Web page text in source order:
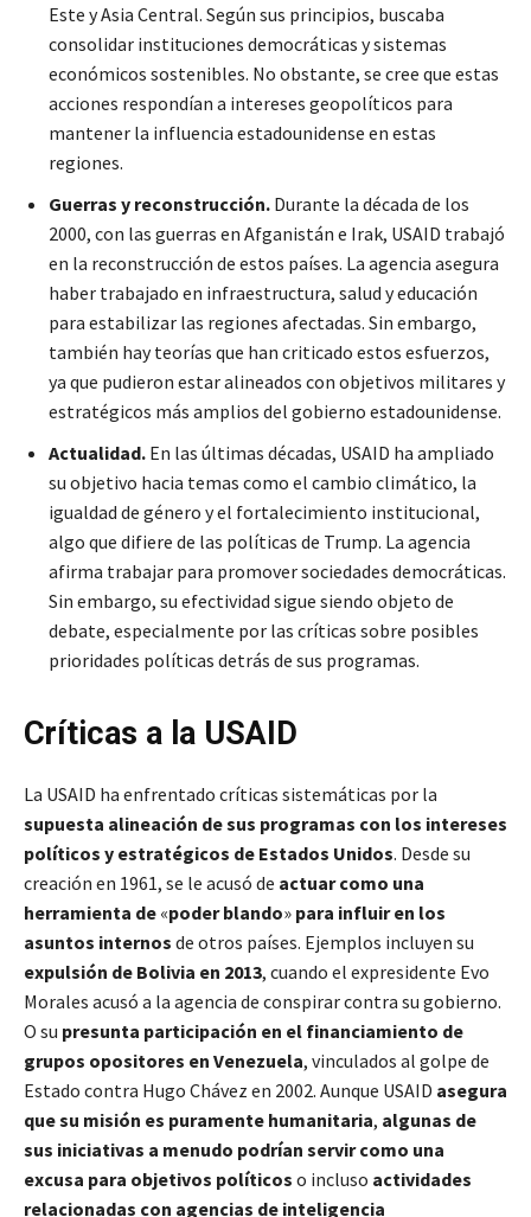
Este y Asia Central. Según sus principios, buscaba
consolidar instituciones democráticas y sistemas
económicos sostenibles. No obstante, se cree que estas
acciones respondían a intereses geopolíticos para
mantener la influencia estadounidense en estas
regiones.
Guerras y reconstrucción. Durante la década de los
2000, con las guerras en Afganistán e Irak, USAID trabajó
en la reconstrucción de estos países. La agencia asegura
haber trabajado en infraestructura, salud y educación
para estabilizar las regiones afectadas. Sin embargo,
también hay teorías que han criticado estos esfuerzos,
ya que pudieron estar alineados con objetivos militares y
estratégicos más amplios del gobierno estadounidense.
Actualidad. En las últimas décadas, USAID ha ampliado
su objetivo hacia temas como el cambio climático, la
igualdad de género y el fortalecimiento institucional,
algo que difiere de las políticas de Trump. La agencia
afirma trabajar para promover sociedades democráticas.
Sin embargo, su efectividad sigue siendo objeto de
debate, especialmente por las críticas sobre posibles
prioridades políticas detrás de sus programas.
Críticas a la USAID
La USAID ha enfrentado críticas sistemáticas por la
supuesta alineación de sus programas con los intereses
políticos y estratégicos de Estados Unidos. Desde su
creación en 1961, se le acusó de actuar como una
herramienta de «poder blando» para influir en los
asuntos internos de otros países. Ejemplos incluyen su
expulsión de Bolivia en 2013, cuando el expresidente Evo
Morales acusó a la agencia de conspirar contra su gobierno.
O su presunta participación en el financiamiento de
grupos opositores en Venezuela, vinculados al golpe de
Estado contra Hugo Chávez en 2002. Aunque USAID asegura
que su misión es puramente humanitaria, algunas de
sus iniciativas a menudo podrían servir como una
excusa para objetivos políticos o incluso actividades
relacionadas con agencias de inteligencia